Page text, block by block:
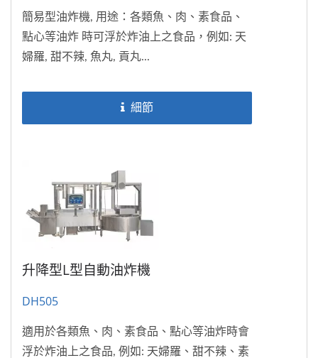
簡易型油炸機, 用途：各類魚、肉、素食品、
點心等油炸 時可浮於炸油上之食品，例如: 天
婦羅, 甜不辣, 魚丸, 貢丸...
細節
升降型L型自動油炸機
DH505
適用於各類魚、肉、素食品、點心等油炸時會
浮於炸油上之食品, 例如: 天婦羅、甜不辣、素